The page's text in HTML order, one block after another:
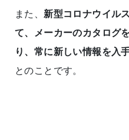
また、新型コロナウイル
て、メーカーのカタログ
り、常に新しい情報を入
とのことです。